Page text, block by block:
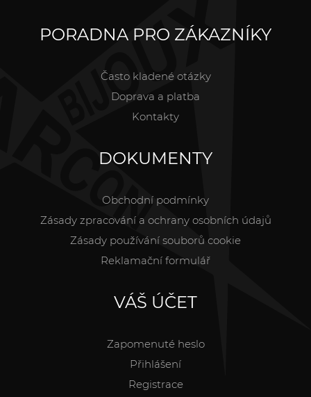
PORADNA PRO ZÁKAZNÍKY
Často kladené otázky
Doprava a platba
Kontakty
DOKUMENTY
Obchodní podmínky
Zásady zpracování a ochrany osobních údajů
Zásady používání souborů cookie
Reklamační formulář
VÁŠ ÚČET
Zapomenuté heslo
Přihlášení
Registrace